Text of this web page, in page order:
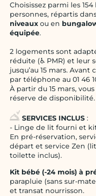
Choisissez parmi les
personnes, répartis
niveaux ou en
équipée.
2 logements sont
réduite (♿ PMR) et
jusqu’au 15 mars.
par téléphone au 01 46
À partir du 15 mars,
réserve de disponibilité.
SERVICES INCLUS :
- Linge de lit fourni et
En pré-réservation,
départ et service Zen
toilette inclus).
Kit bébé (-24 mois) à
parapluie (sans sur-
et transat nourrisson.